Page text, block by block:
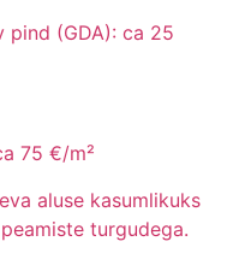
pind (GDA): ca 25
75 €/m²
aluse kasumlikuks
turgudega.